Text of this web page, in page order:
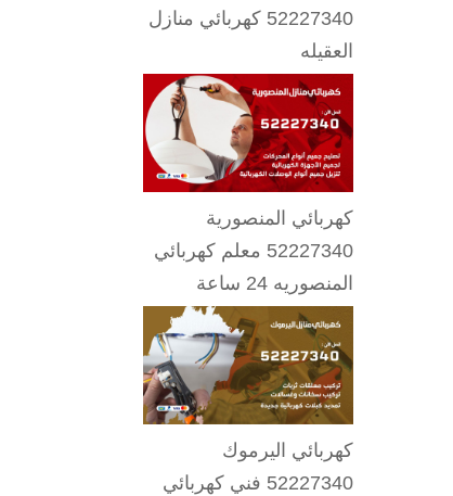
52227340 كهربائي منازل
العقيله
كهربائي المنصورية
52227340 معلم كهربائي
المنصوريه 24 ساعة
كهربائي اليرموك
52227340 فني كهربائي